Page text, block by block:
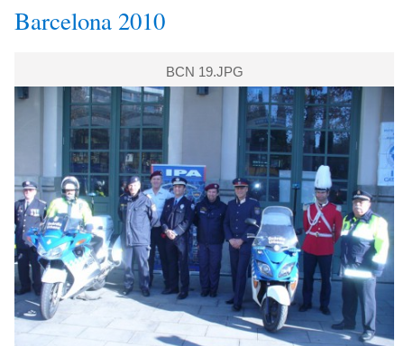
Barcelona 2010
BCN 19.JPG